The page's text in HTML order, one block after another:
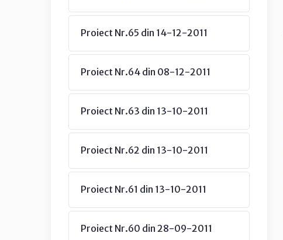
Proiect Nr.65 din 14-12-2011
Proiect Nr.64 din 08-12-2011
Proiect Nr.63 din 13-10-2011
Proiect Nr.62 din 13-10-2011
Proiect Nr.61 din 13-10-2011
Proiect Nr.60 din 28-09-2011